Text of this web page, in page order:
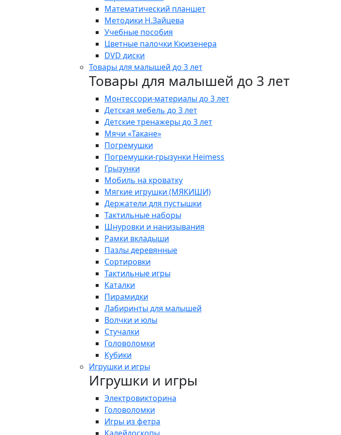
Математический планшет
Методики Н.Зайцева
Учебные пособия
Цветные палочки Кюизенера
DVD диски
Товары для малышей до 3 лет
Товары для малышей до 3 лет
Монтессори-материалы до 3 лет
Детская мебель до 3 лет
Детские тренажеры до 3 лет
Мячи «Такане»
Погремушки
Погремушки-грызунки Heimess
Грызунки
Мобиль на кроватку
Мягкие игрушки (МЯКИШИ)
Держатели для пустышки
Тактильные наборы
Шнуровки и нанизывания
Рамки вкладыши
Пазлы деревянные
Сортировки
Тактильные игры
Каталки
Пирамидки
Лабиринты для малышей
Волчки и юлы
Стучалки
Головоломки
Кубики
Игрушки и игры
Игрушки и игры
Электровикторина
Головоломки
Игры из фетра